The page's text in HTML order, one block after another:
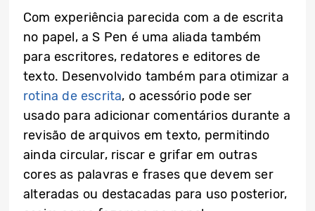
Com experiência parecida com a de escrita
no papel, a S Pen é uma aliada também
para escritores, redatores e editores de
texto. Desenvolvido também para otimizar a
rotina de escrita, o acessório pode ser
usado para adicionar comentários durante a
revisão de arquivos em texto, permitindo
ainda circular, riscar e grifar em outras
cores as palavras e frases que devem ser
alteradas ou destacadas para uso posterior,